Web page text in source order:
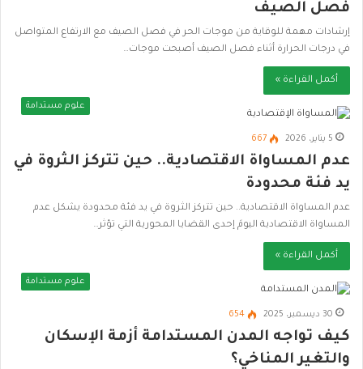
فصل الصيف
إرشادات مهمة للوقاية من موجات الحر في فصل الصيف مع الارتفاع المتواصل
في درجات الحرارة أثناء فصل الصيف أصبحت موجات…
أكمل القراءة »
علوم مستدامة
5 يناير، 2026 667
عدم المساواة الاقتصادية.. حين تتركز الثروة في
يد فئة محدودة
عدم المساواة الاقتصادية.. حين تتركز الثروة في يد فئة محدودة يشكل عدم
المساواة الاقتصادية اليومَ إحدى القضايا المحورية التي تؤثر…
أكمل القراءة »
علوم مستدامة
30 ديسمبر، 2025 654
كيف تواجه المدن المستدامة أزمة الإسكان
والتغير المناخي؟